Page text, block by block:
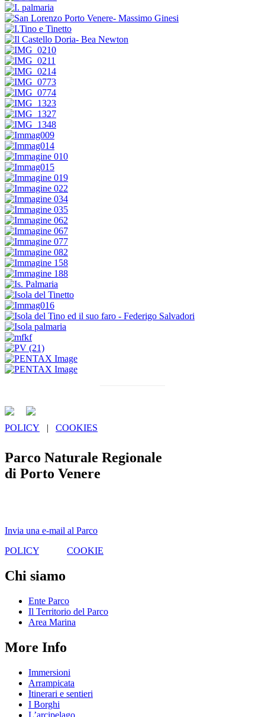
POLICY | COOKIES
Parco Naturale Regionale
di Porto Venere
Invia una e-mail al Parco
POLICY
COOKIE
Chi siamo
Ente Parco
Il Territorio del Parco
Area Marina
More Info
Immersioni
Arrampicata
Itinerari e sentieri
I Borghi
L’arcipelago